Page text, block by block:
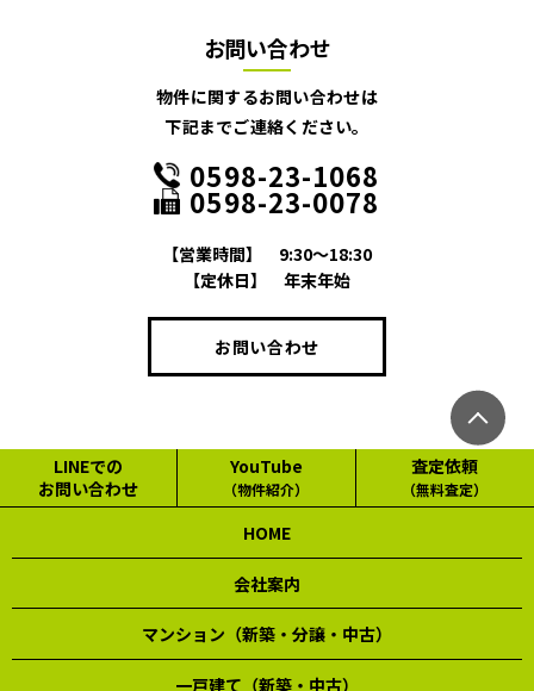
お問い合わせ
物件に関するお問い合わせは
下記までご連絡ください。
0598-23-1068
0598-23-0078
【営業時間】
9:30～18:30
【定休日】
年末年始
お問い合わせ
LINEでの
お問い合わせ
YouTube
（物件紹介）
査定依頼
（無料査定）
HOME
会社案内
マンション（新築・分譲・中古）
一戸建て（新築・中古）